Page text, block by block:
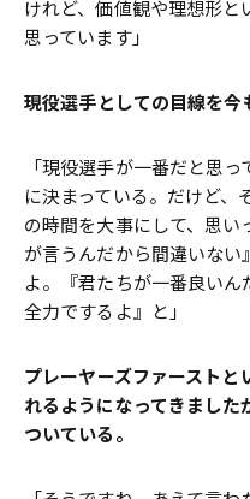
けれど、価値観や理想形と
思っています」
――現役選手としての目線を
「現役選手が一番だと思
に決まっている。だけど、
の時間を大事にして、思い
が言うんだから間違いな
よ。『君たちが一番良い
全力でするよ』と」
――プレーヤーズファースト
れるようになってきまし
ついている。